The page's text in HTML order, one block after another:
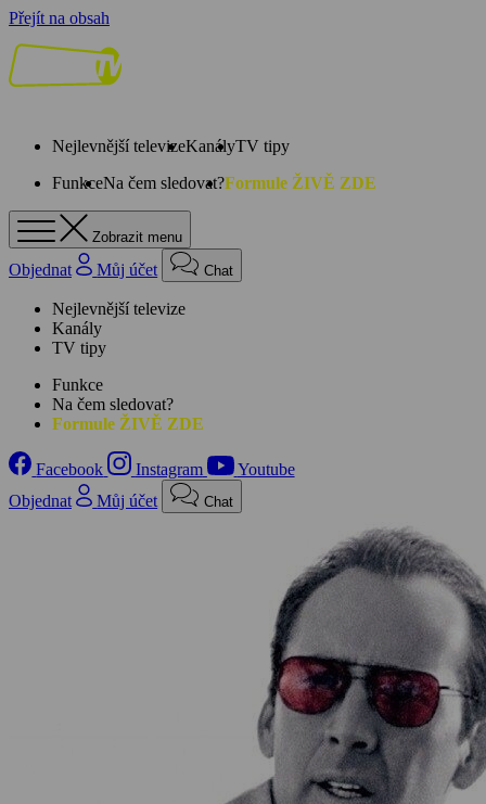
Přejít na obsah
Nejlevnější televizeKanályTV tipy
FunkceNa čem sledovat?Formule ŽIVĚ ZDE
Zobrazit menu
Objednat Můj účet Chat
Nejlevnější televize
Kanály
TV tipy
Funkce
Na čem sledovat?
Formule ŽIVĚ ZDE
Facebook Instagram
Youtube
Objednat
Můj účet Chat